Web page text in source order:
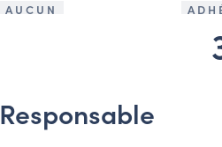
AUCUN
Responsable